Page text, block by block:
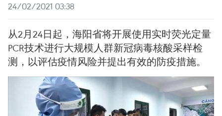
24/02/2021 03:38
从2月24日起，海阳省将开展使用实时荧光定量
PCR技术进行大规模人群新冠病毒核酸采样检
测，以评估疫情风险并提出有效的防疫措施。